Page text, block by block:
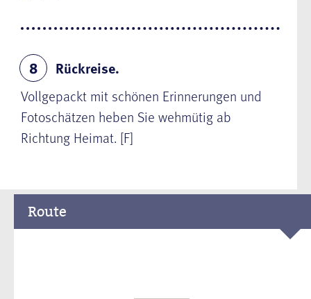
8
Rückreise.
Vollgepackt mit schönen Erinnerungen und
Fotoschätzen heben Sie wehmütig ab
Richtung Heimat. [F]
Route